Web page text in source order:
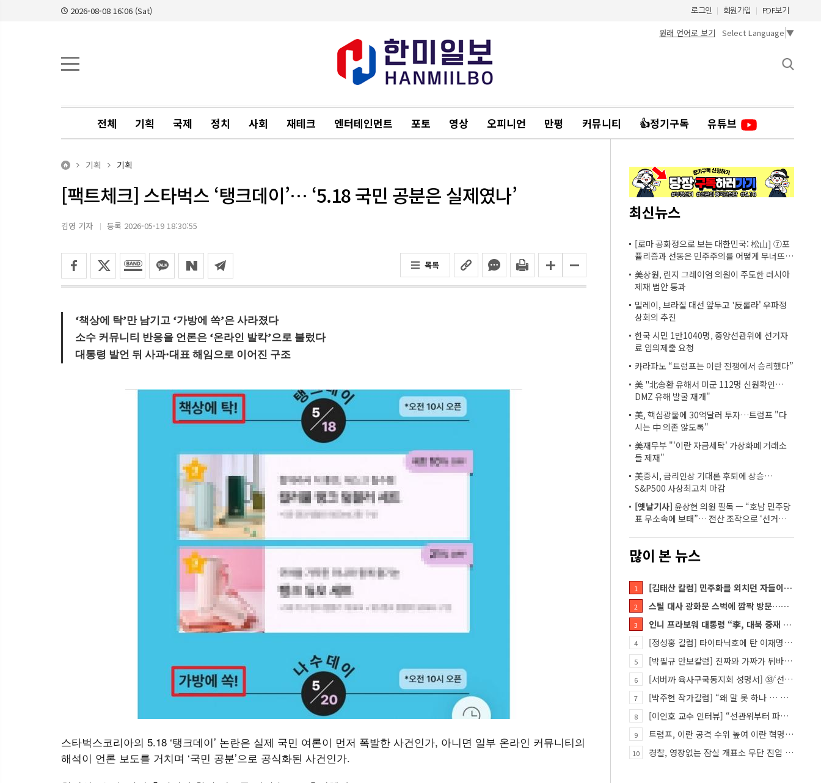
2026-08-08 16:06 (Sat) 로그인 회원가입 PDF보기
원래 언어로 보기 Select Language ▼
전체 기획 국제 정치 사회 재테크 엔터테인먼트 포토 영상 오피니언 만평 커뮤니티 👍정기구독 유튜브
기획 기획
[팩트체크] 스타벅스 ‘탱크데이’… ‘5.18 국민 공분은 실제였나’
김영 기자 등록 2026-05-19 18:30:55
목록
‘책상에 탁’만 남기고 ‘가방에 쏙’은 사라졌다
소수 커뮤니티 반응을 언론은 ‘온라인 발칵’으로 불렀다
대통령 발언 뒤 사과·대표 해임으로 이어진 구조
스타벅스코리아의 5.18 ‘탱크데이’ 논란은 실제 국민 여론이 먼저 폭발한 사건인가, 아니면 일부 온라인 커뮤니티의
해석이 언론 보도를 거치며 ‘국민 공분’으로 공식화된 사건인가.
최신뉴스
[로마 공화정으로 보는 대한민국: 松山] ⑦포
퓰리즘과 선동은 민주주의를 어떻게 무너뜨리
는가
美상원, 린지 그레이엄 의원이 주도한 러시아
제재 법안 통과
밀레이, 브라질 대선 앞두고 '反룰라' 우파정
상회의 추진
한국 시민 1만1040명, 중앙선관위에 선거자
료 임의제출 요청
카라파노 “트럼프는 이란 전쟁에서 승리했다”
美 "北송환 유해서 미군 112명 신원확인…
DMZ 유해 발굴 재개"
美, 핵심광물에 30억달러 투자…트럼프 "다
시는 中 의존 않도록"
美재무부 "'이란 자금세탁' 가상화폐 거래소
들 제재"
美증시, 금리인상 기대론 후퇴에 상승…
S&P500 사상최고치 마감
[옛날기사] 윤상현 의원 필독 ㅡ “호남 민주당
표 무소속에 보태”… 전산 조작으로 ‘선거비
많이 본 뉴스
1 [김태산 칼럼] 민주화를 외치던 자들이 대한민국의 적이고 간첩이었다
2 스틸 대사 광화문 스벅에 깜짝 방문…메시지?
3 인니 프라보워 대통령 “李, 대북 중재 요청했다”
4 [정성홍 칼럼] 타이타닉호에 탄 이재명 정권
5 [박필규 안보칼럼] 진짜와 가짜가 뒤바뀐 혼돈의 시대, 안보 파탄은 막아야
6 [서버까 육사구국동지회 성명서] ㉝‘선관위 특검’은 ‘부정선거 특검’으로 명명하고 박주현 변호사를 ‘특검…
7 [박주현 작가칼럼] “왜 말 못 하나 … 경기도 재정 파탄의 진짜 원인을”
8 [이인호 교수 인터뷰] “선관위부터 파고들어야…책임자 직접 고발하라”
9 트럼프, 이란 공격 수위 높여 이란 혁명 가능성 열어
10 경찰, 영장없는 잠실 개표소 무단 진입 홀로 막은 ‘올다르크’ 불구속 송치